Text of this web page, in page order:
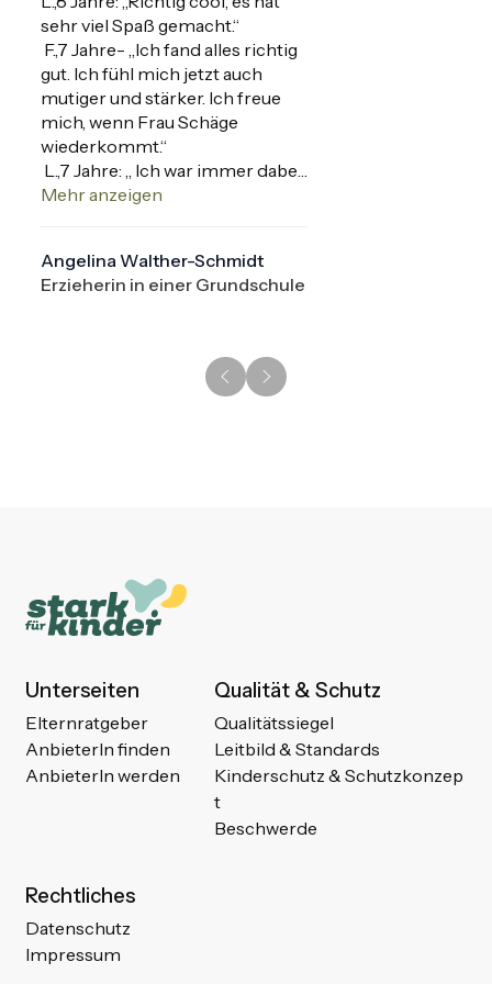
sehr viel Spaß gemacht.“
F.,7 Jahre- „Ich fand alles richtig
gut. Ich fühl mich jetzt auch
mutiger und stärker. Ich freue
mich, wenn Frau Schäge
wiederkommt.“
L.,7 Jahre: „ Ich war immer dabei.
Ich fand es super schön und es
einfach weggehen kann, wenn
man beleidigt wird. Ich übe,
Mehr anzeigen
Angelina Walther-Schmidt
Erzieherin in einer Grundschule
Unterseiten
Elternratgeber
AnbieterIn finden
AnbieterIn werden
Qualität & Schutz
Qualitätssiegel
Leitbild & Standards
Kinderschutz & Schutzkonzep
t
Beschwerde
Rechtliches
Datenschutz
Impressum